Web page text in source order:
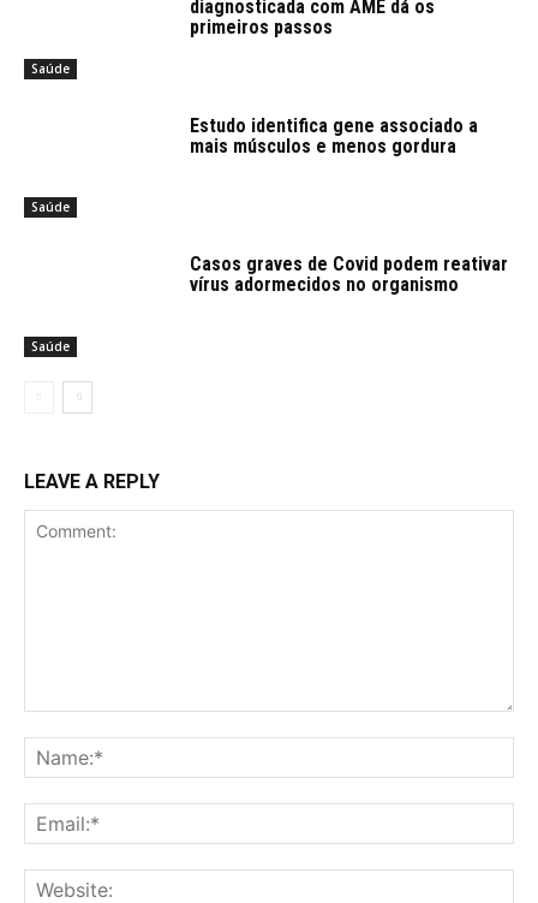
Saúde
diagnosticada com AME dá os
primeiros passos
Saúde
Estudo identifica gene associado a
mais músculos e menos gordura
Saúde
Casos graves de Covid podem reativar
vírus adormecidos no organismo
LEAVE A REPLY